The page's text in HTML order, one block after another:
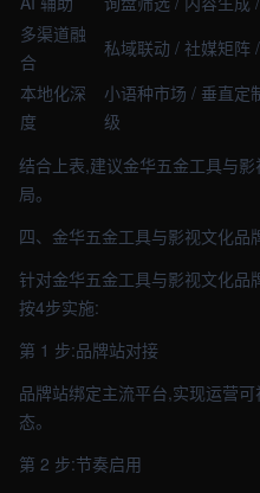
多渠道融
合
私域联动 / 社媒矩阵
本地化深
度
小语种市场 / 垂直定
级
结合上表,建议金华五金工具与
局。
四、金华五金工具与影视文化品
针对金华五金工具与影视文化品
按4步实施:
第 1 步:品牌站对接
品牌站绑定主流平台,实现运营
态。
第 2 步:节奏启用